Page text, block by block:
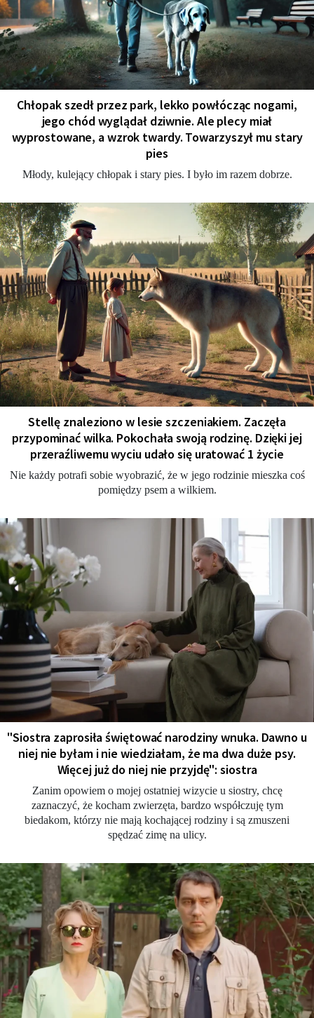
Chłopak szedł przez park, lekko powłócząc nogami,
jego chód wyglądał dziwnie. Ale plecy miał
wyprostowane, a wzrok twardy. Towarzyszył mu stary
pies
Młody, kulejący chłopak i stary pies. I było im razem dobrze.
Stellę znaleziono w lesie szczeniakiem. Zaczęła
przypominać wilka. Pokochała swoją rodzinę. Dzięki jej
przeraźliwemu wyciu udało się uratować 1 życie
Nie każdy potrafi sobie wyobrazić, że w jego rodzinie mieszka coś
pomiędzy psem a wilkiem.
"Siostra zaprosiła świętować narodziny wnuka. Dawno u
niej nie byłam i nie wiedziałam, że ma dwa duże psy.
Więcej już do niej nie przyjdę": siostra
Zanim opowiem o mojej ostatniej wizycie u siostry, chcę
zaznaczyć, że kocham zwierzęta, bardzo współczuję tym
biedakom, którzy nie mają kochającej rodziny i są zmuszeni
spędzać zimę na ulicy.